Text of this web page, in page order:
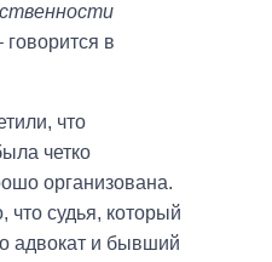
говорится в
что
четко
организована.
что судья, который
адвокат и бывший